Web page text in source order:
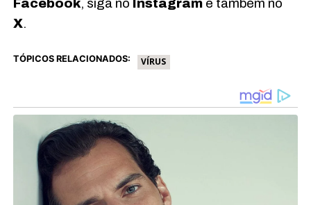
Facebook, siga no Instagrame também no
X.
TÓPICOS RELACIONADOS: VÍRUS